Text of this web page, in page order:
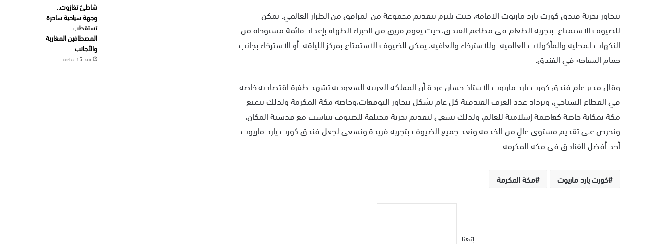
تتجاوز تجربة فندق كورت يارد ماريوت الاقامه، حيث تلتزم بتقديم مجموعة من المرافق من الطراز العالمي. يمكن
للضيوف الاستمتاع بتجربه الطعام في مطاعم الفندق، حيث يقوم فريق من الخبراء الطهاة بإعداد قائمة مستوحاة من
النكهات المحلية والمأكولات العالمية. وللاسترخاء والعافية، يمكن للضيوف الاستمتاع بمركز اللياقة أو الاسترخاء بجانب
حمام السباحة في الفندق.
وقال مدير عام فندق كورت يارد ماريوت الاستاذ حسان وردة أن المملكة العربية السعودية تشهد طفرة اقتصادية خاصة
في القطاع السياحي، ويزداد عدد الغرف الفندقية كل عام بشكل يتجاوز التوقعات،وخاصه مكة المكرمة ولذلك تتمتع
مكة بمكانة خاصة كعاصمة إسلامية للعالم، ولذلك نسعى لتقديم تجربة مختلفة للضيوف تتناسب مع قدسية المكان،
ونحرص على تقديم مستوى عالٍ من الخدمة ونعد جميع الضيوف بتجربة فريدة ونسعى لجعل فندق كورت يارد ماريوت
أحد أفضل الفنادق في مكة المكرمة .
كورت يارد ماريوت مكة المكرمة
إتبعنا
شاطئ تغازوت..
وجهة سياحية ساحرة
تستقطب
المصطافين المغاربة
والأجانب
منذ 15 ساعة